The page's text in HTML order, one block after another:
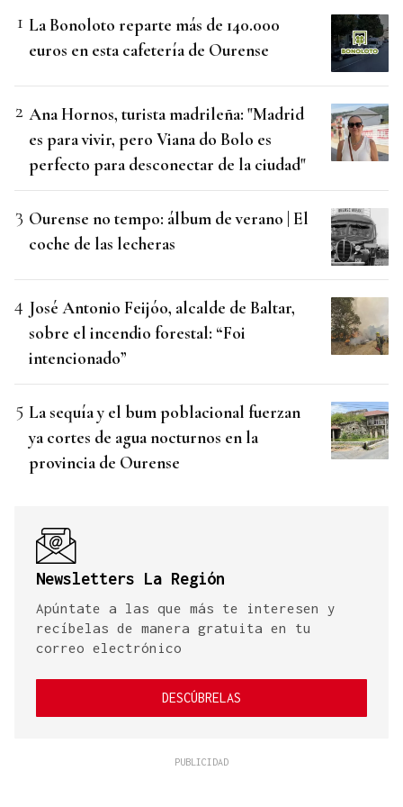
La Bonoloto reparte más de 140.000
euros en esta cafetería de Ourense
Ana Hornos, turista madrileña: "Madrid
es para vivir, pero Viana do Bolo es
perfecto para desconectar de la ciudad"
Ourense no tempo: álbum de verano | El
coche de las lecheras
José Antonio Feijóo, alcalde de Baltar,
sobre el incendio forestal: “Foi
intencionado”
La sequía y el bum poblacional fuerzan
ya cortes de agua nocturnos en la
provincia de Ourense
Newsletters La Región
Apúntate a las que más te interesen y
recíbelas de manera gratuita en tu
correo electrónico
DESCÚBRELAS